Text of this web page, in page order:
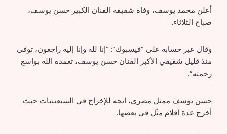
أعلن محمد يوسف، وفاة شقيقه الفنان الكبير حسن يوسف،
صباح الثلاثاء.
وقال عبر حسابه على “فيسبوك”: “إنا لله وإنا إليه راجعون، توفى
منذ قليل شقيقي الأكبر الفنان حسن يوسف، تغمده الله بواسع
رحمته”.
حسن يوسف ممثل مصري، اتجه للإخراج في السبعينيات حيث
أخرج عدة أفلام مثّل في بعضها.